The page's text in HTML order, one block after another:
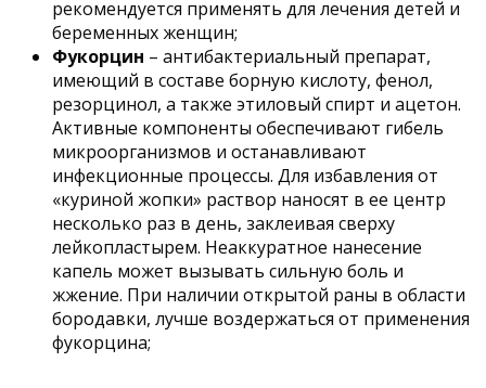
рекомендуется применять для лечения детей и
беременных женщин;
Фукорцин – антибактериальный препарат,
имеющий в составе борную кислоту, фенол,
резорцинол, а также этиловый спирт и ацетон.
Активные компоненты обеспечивают гибель
микроорганизмов и останавливают
инфекционные процессы. Для избавления от
«куриной жопки» раствор наносят в ее центр
несколько раз в день, заклеивая сверху
лейкопластырем. Неаккуратное нанесение
капель может вызывать сильную боль и
жжение. При наличии открытой раны в области
бородавки, лучше воздержаться от применения
фукорцина;